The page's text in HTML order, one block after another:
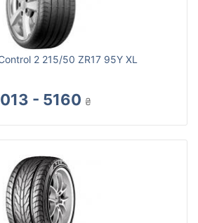
2 215/50 ZR17 95Y XL
- 5160 ₴